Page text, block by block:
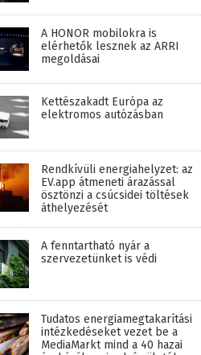
A HONOR mobilokra is
elérhetők lesznek az ARRI
megoldásai
Kettészakadt Európa az
elektromos autózásban
Rendkívüli energiahelyzet: az
EV.app átmeneti árazással
ösztönzi a csúcsidei töltések
áthelyezését
A fenntartható nyár a
szervezetünket is védi
Tudatos energiamegtakarítási
intézkedéseket vezet be a
MediaMarkt mind a 40 hazai